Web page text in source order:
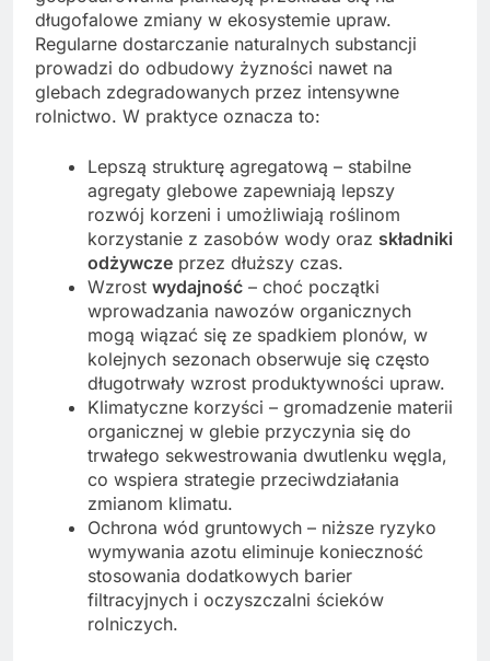
długofalowe zmiany w ekosystemie upraw.
Regularne dostarczanie naturalnych substancji
prowadzi do odbudowy żyzności nawet na
glebach zdegradowanych przez intensywne
rolnictwo. W praktyce oznacza to:
Lepszą strukturę agregatową – stabilne
agregaty glebowe zapewniają lepszy
rozwój korzeni i umożliwiają roślinom
korzystanie z zasobów wody oraz składniki
odżywcze przez dłuższy czas.
Wzrost wydajność – choć początki
wprowadzania nawozów organicznych
mogą wiązać się ze spadkiem plonów, w
kolejnych sezonach obserwuje się często
długotrwały wzrost produktywności upraw.
Klimatyczne korzyści – gromadzenie materii
organicznej w glebie przyczynia się do
trwałego sekwestrowania dwutlenku węgla,
co wspiera strategie przeciwdziałania
zmianom klimatu.
Ochrona wód gruntowych – niższe ryzyko
wymywania azotu eliminuje konieczność
stosowania dodatkowych barier
filtracyjnych i oczyszczalni ścieków
rolniczych.